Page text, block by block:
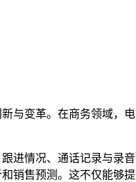
与变革。在商务领域
进情况、通话记录与录
销售预测。这不仅能够